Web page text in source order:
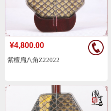
紫檀扁八角Z22022
¥4,800.00